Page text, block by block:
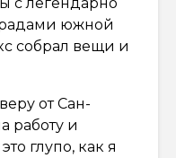
южной
собрал вещи и
от Сан-
работу и
глупо, как я